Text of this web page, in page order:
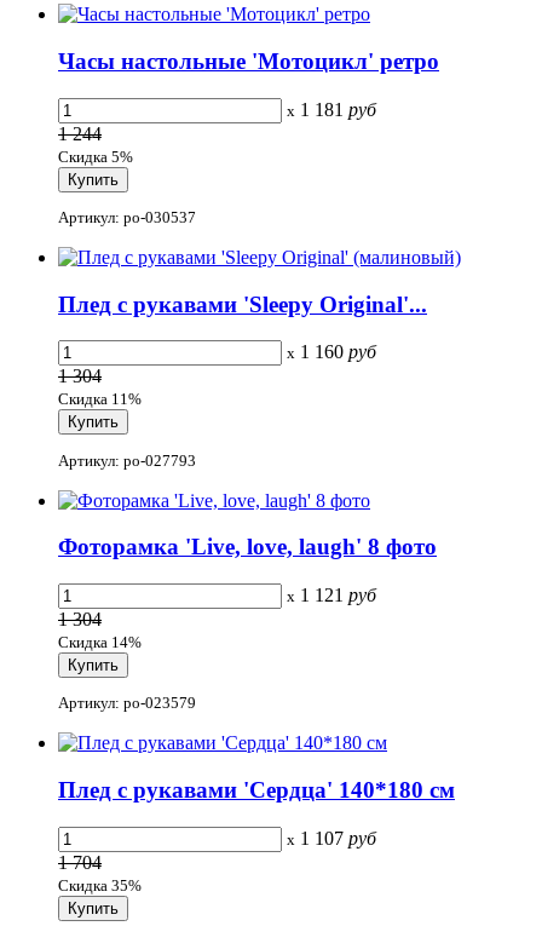
Часы настольные 'Мотоцикл' ретро
x 1 181 руб
1 244
Скидка 5%
Артикул: po-030537
Плед с рукавами 'Sleepy Original'...
x 1 160 руб
1 304
Скидка 11%
Артикул: po-027793
Фоторамка 'Live, love, laugh' 8 фото
x 1 121 руб
1 304
Скидка 14%
Артикул: po-023579
Плед с рукавами 'Сердца' 140*180 см
x 1 107 руб
1 704
Скидка 35%